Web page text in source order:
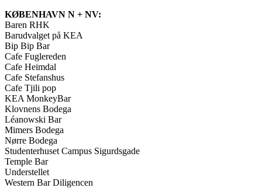
KØBENHAVN N + NV:
Baren RHK
Barudvalget på KEA
Bip Bip Bar
Cafe Fuglereden
Cafe Heimdal
Cafe Stefanshus
Cafe Tjili pop
KEA MonkeyBar
Klovnens Bodega
Léanowski Bar
Mimers Bodega
Nørre Bodega
Studenterhuset Campus Sigurdsgade
Temple Bar
Understellet
Western Bar Diligencen